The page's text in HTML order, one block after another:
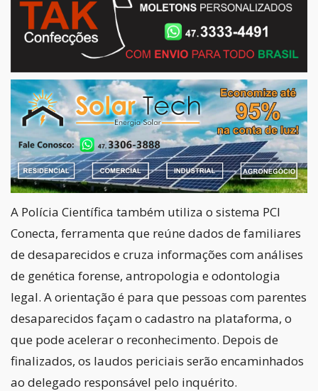
A Polícia Científica também utiliza o sistema PCI
Conecta, ferramenta que reúne dados de familiares
de desaparecidos e cruza informações com análises
de genética forense, antropologia e odontologia
legal. A orientação é para que pessoas com parentes
desaparecidos façam o cadastro na plataforma, o
que pode acelerar o reconhecimento. Depois de
finalizados, os laudos periciais serão encaminhados
ao delegado responsável pelo inquérito.